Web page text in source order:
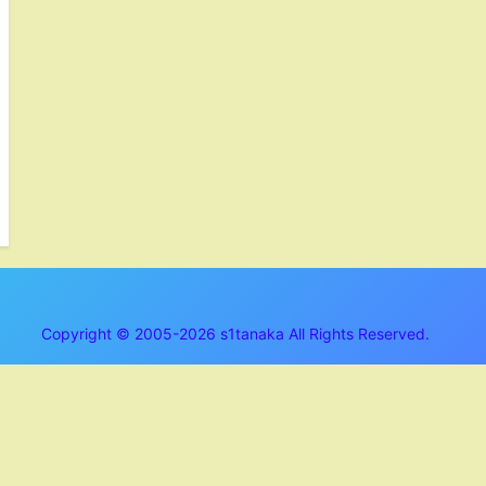
Copyright © 2005-2026 s1tanaka All Rights Reserved.